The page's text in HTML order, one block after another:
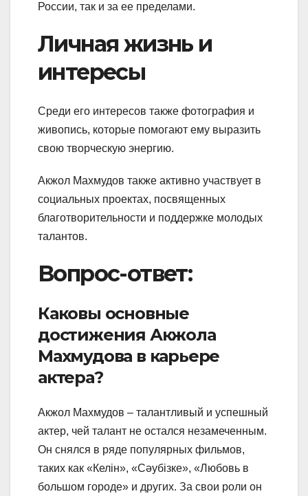
России, так и за ее пределами.
Личная жизнь и
интересы
Среди его интересов также фотография и
живопись, которые помогают ему выразить
свою творческую энергию.
Акжол Махмудов также активно участвует в
социальных проектах, посвященных
благотворительности и поддержке молодых
талантов.
Вопрос-ответ:
Каковы основные
достижения Акжола
Махмудова в карьере
актера?
Акжол Махмудов – талантливый и успешный
актер, чей талант не остался незамеченным.
Он снялся в ряде популярных фильмов,
таких как «Келін», «Сәубізке», «Любовь в
большом городе» и других. За свои роли он